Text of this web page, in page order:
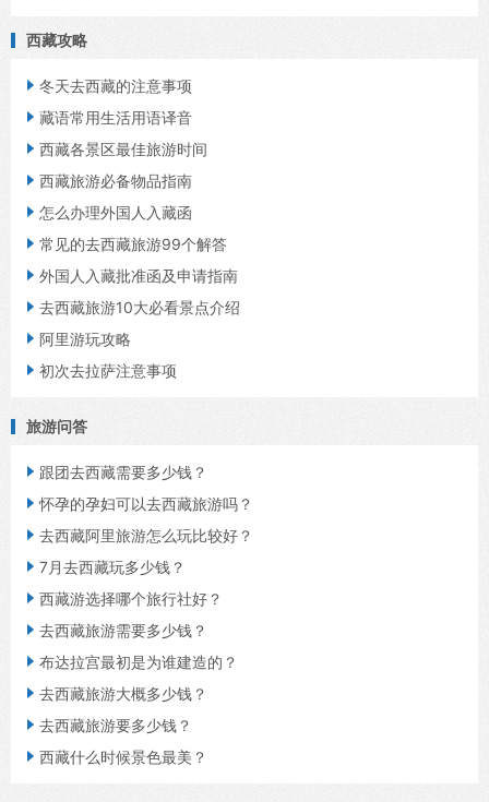
西藏攻略
 冬天去西藏的注意事项
 藏语常用生活用语译音
 西藏各景区最佳旅游时间
 西藏旅游必备物品指南
 怎么办理外国人入藏函
 常见的去西藏旅游99个解答
 外国人入藏批准函及申请指南
 去西藏旅游10大必看景点介绍
 阿里游玩攻略
 初次去拉萨注意事项
旅游问答
 跟团去西藏需要多少钱？
怀孕的孕妇可以去西藏旅游吗？
 去西藏阿里旅游怎么玩比较好？
 7月去西藏玩多少钱？
 西藏游选择哪个旅行社好？
 去西藏旅游需要多少钱？
 布达拉宫最初是为谁建造的？
 去西藏旅游大概多少钱？
 去西藏旅游要多少钱？
 西藏什么时候景色最美？